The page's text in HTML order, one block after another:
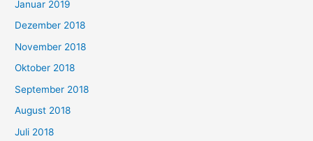
Januar 2019
Dezember 2018
November 2018
Oktober 2018
September 2018
August 2018
Juli 2018